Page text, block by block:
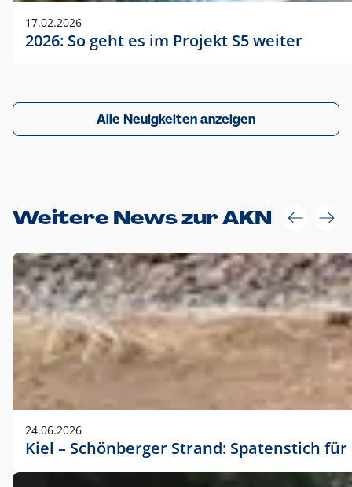
17.02.2026
2026: So geht es im Projekt S5 weiter
Alle Neuigkeiten anzeigen
Weitere News zur AKN
24.06.2026
Kiel – Schönberger Strand: Spatenstich